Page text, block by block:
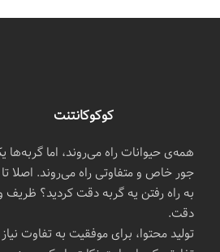
کوکوکانتنت
همه‌ی حیوانات راه می‌روند، اما گربه‌ها
جور خاص و متفاوتی راه می‌روند. اصلا تا
به راه رفتن یه گربه دقت کردید؟ ظریف
دقت.
تولید محتوا، برای موفقیت به تفاوت نیاز